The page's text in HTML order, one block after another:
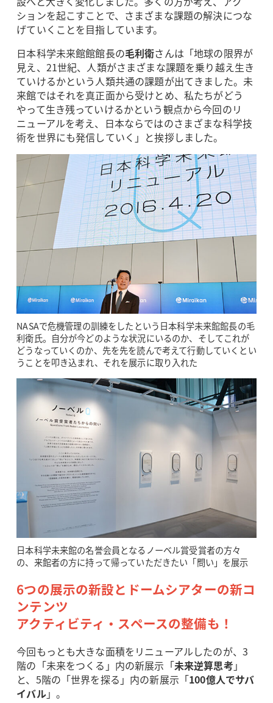
ションを起こすことで、さまざまな課題の解決につな
げていくことを目指しています。
日本科学未来館館館長の毛利衛さんは「地球の限界が
見え、21世紀、人類がさまざまな課題を乗り越え生き
ていけるかという人類共通の課題が出てきました。未
来館ではそれを真正面から受けとめ、私たちがどう
やって生き残っていけるかという観点から今回のリ
ニューアルを考え、日本ならではのさまざまな科学技
術を世界にも発信していく」と挨拶しました。
NASAで危機管理の訓練をしたという日本科学未来館館長の毛
利衛氏。自分が今どのような状況にいるのか、そしてこれが
どうなっていくのか、先を先を読んで考えて行動していくとい
うことを叩き込まれ、それを展示に取り入れた
日本科学未来館の名誉会員となるノーベル賞受賞者の方々
の、来館者の方に持って帰っていただきたい「問い」を展示
6つの展示の新設とドームシアターの新コ
ンテンツ
アクティビティ・スペースの整備も！
今回もっとも大きな面積をリニューアルしたのが、3
階の「未来をつくる」内の新展示「未来逆算思考 」
と、5階の「世界を探る」内の新展示「100億人でサバ
イバル」。